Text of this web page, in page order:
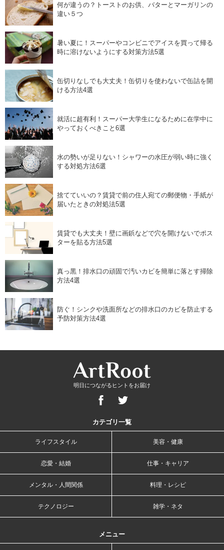
何が違うの？トーストのお供、バターとマーガリンの
違い５つ
暑い夏に！スーパーやコンビニでアイスを買って帰る
時に溶けないようにする対策方法5選
缶切りなしでも大丈夫！缶切りを使わないで缶詰を開
ける方法4選
就活に超有利！スーパー大学生になるために在学中に
やっておくべきこと6選
水の勢いが足りない！シャワーの水圧が弱い時に強く
する対処方法6選
捨てていいの？賃貸で前の住人宛ての郵便物・手紙が
届いたときの対処法5選
賃貸でも大丈夫！壁に画鋲などで穴を開けないでポス
ターを貼る方法5選
真っ黒！排水口の頑固で汚いカビを簡単に落とす掃除
方法4選
防ぐ！シンクや洗面所などの排水口のカビを防止する
予防対策方法4選
明日につながるヒントをお届け
カテゴリ一覧
ライフスタイル 美容・健康
恋愛・結婚 仕事・キャリア
メンタル・人間関係 料理・レシピ
テクノロジー 雑学・ネタ
メニュー